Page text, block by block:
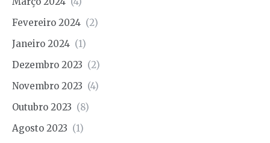
Fevereiro 2024 (2)
Janeiro 2024 (1)
Dezembro 2023 (2)
Novembro 2023 (4)
Outubro 2023 (8)
Agosto 2023 (1)